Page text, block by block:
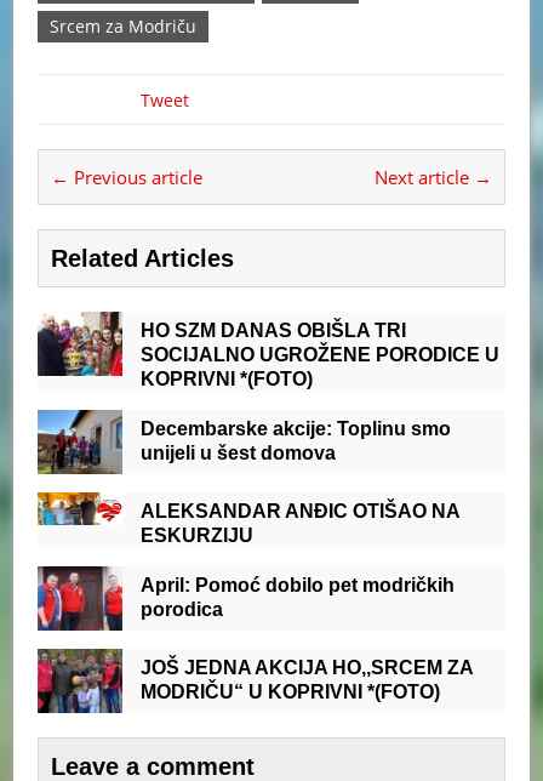
Srcem za Modriču
Tweet
← Previous article Next article →
Related Articles
HO SZM DANAS OBIŠLA TRI
SOCIJALNO UGROŽENE PORODICE U
KOPRIVNI *(FOTO)
Decembarske akcije: Toplinu smo
unijeli u šest domova
ALEKSANDAR ANĐIC OTIŠAO NA
ESKURZIJU
April: Pomoć dobilo pet modričkih
porodica
JOŠ JEDNA AKCIJA HO,,SRCEM ZA
MODRIČU“ U KOPRIVNI *(FOTO)
Leave a comment